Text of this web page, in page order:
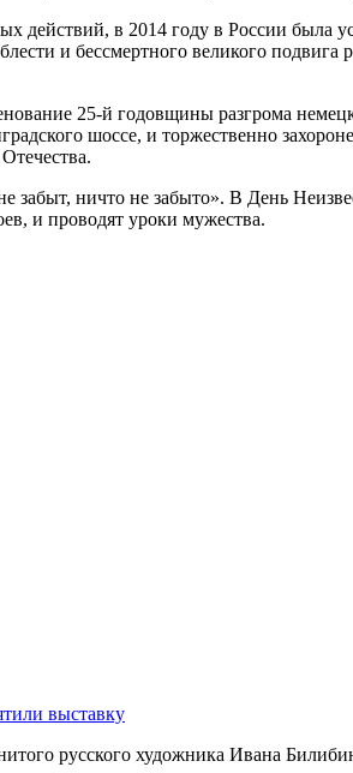
действий, в 2014 году в России была
и бессмертного великого
25-й годовщины разгрома
шоссе, и торжественно
забыт, ничто не забыто». В День
и проводят уроки мужества.
выставку
русского художника Ивана